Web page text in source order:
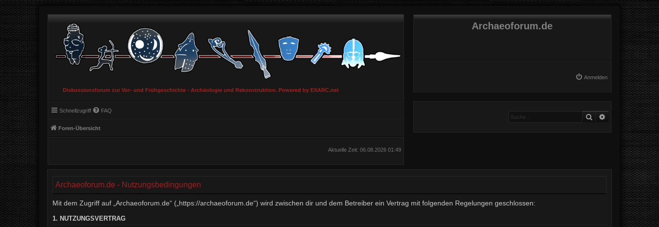
Diskussionsforum zur Vor- und Frühgeschichte - Archäologie und Rekonstruktion. Powered by EXARC.net
Archaeoforum.de
Anmelden
Schnellzugriff FAQ
Foren-Übersicht
Suche Erweiterte Suche
Aktuelle Zeit: 06.08.2026 01:49
Archaeoforum.de - Nutzungsbedingungen
Mit dem Zugriff auf „Archaeoforum.de“ („https://archaeoforum.de“) wird zwischen dir und dem Betreiber ein Vertrag mit folgenden Regelungen geschlossen:
1. NUTZUNGSVERTRAG